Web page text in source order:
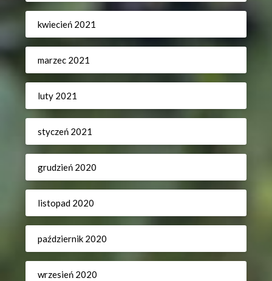
kwiecień 2021
marzec 2021
luty 2021
styczeń 2021
grudzień 2020
listopad 2020
październik 2020
wrzesień 2020